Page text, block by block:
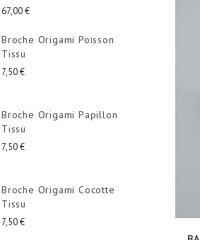
67,00 €Prix
Broche Origami Poisson
Tissu
7,50 €Prix
Broche Origami Papillon
Tissu
7,50 €Prix
Broche Origami Cocotte
Tissu
7,50 €Prix